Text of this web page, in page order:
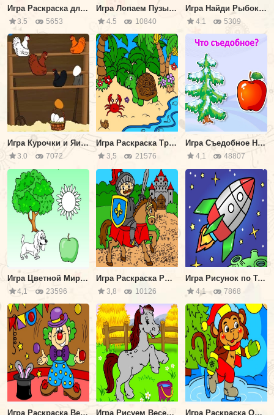
Игра Раскраска для Малышей
3.5 5653
Игра Лопаем Пузырики для Детей
4.5 10840
Игра Найди Рыбок для Детей
4.1 5309
Игра Курочки и Яички
3.0 7072
Игра Раскраска Тропический Остров
3,5 21576
Игра Съедобное Несъедобное
4,1 48807
Игра Цветной Мир: Выбери Цвет
4,1 23596
Игра Раскраска Рыцарь на Коне
3,8 10126
Игра Рисунок по Точкам Ракета
4,1 7868
Игра Раскраска Веселый Клоун Игра Рисуем Веселую Лошадку Игра Раскраска Обезьянка на Коньках